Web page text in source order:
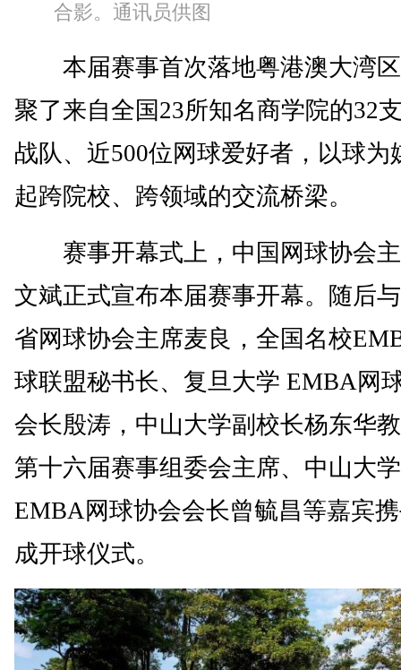
合影。通讯员供图
本届赛事首次落地粤港澳大湾
聚了来自全国23所知名商学院的32
战队、近500位网球爱好者，以球为
起跨院校、跨领域的交流桥梁。
赛事开幕式上，中国网球协会
文斌正式宣布本届赛事开幕。随后
省网球协会主席麦良，全国名校
球联盟秘书长、复旦大学 EMBA网
会长殷涛，中山大学副校长杨东华
第十六届赛事组委会主席、中山大学
EMBA网球协会会长曾毓昌等嘉宾
成开球仪式。